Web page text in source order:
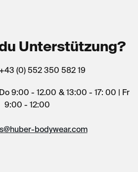
Unterstützung?
(0) 552 350 582 19
9:00 - 12.00 & 13:00 - 17: 00 | Fr
9:00 - 12:00
bodywear.com